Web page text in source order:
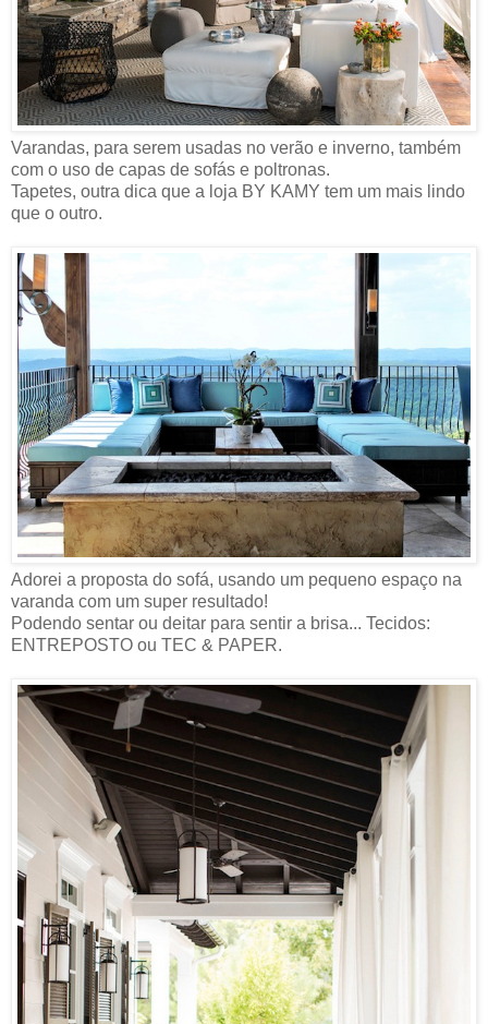
Varandas, para serem usadas no verão e inverno, também
com o uso de capas de sofás e poltronas.
Tapetes, outra dica que a loja BY KAMY tem um mais lindo
que o outro.
Adorei a proposta do sofá, usando um pequeno espaço na
varanda com um super resultado!
Podendo sentar ou deitar para sentir a brisa... Tecidos:
ENTREPOSTO ou TEC & PAPER.